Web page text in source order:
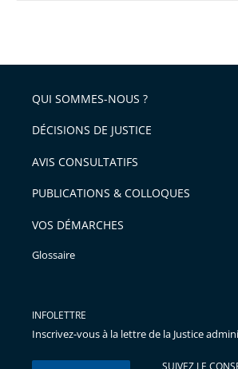
arriver
après
l'article
pour
avant
QUI SOMMES-NOUS ?
DÉCISIONS DE JUSTICE
AVIS CONSULTATIFS
PUBLICATIONS & COLLOQUES
VOS DÉMARCHES
Glossaire
INFOLETTRE
Inscrivez-vous à la lettre de la Justice
SUIVEZ LE